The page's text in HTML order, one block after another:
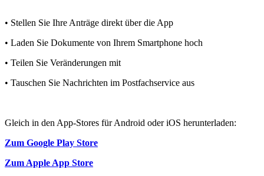
• Stellen Sie Ihre Anträge direkt über die App
• Laden Sie Dokumente von Ihrem Smartphone hoch
• Teilen Sie Veränderungen mit
• Tauschen Sie Nachrichten im Postfachservice aus
Gleich in den App-Stores für Android oder iOS herunterladen:
Zum Google Play Store
Zum Apple App Store